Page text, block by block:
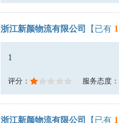
浙江新颜物流有限公司 【已有 1
1
评分： 服务态度：
浙江新颜物流有限公司 【已有 1